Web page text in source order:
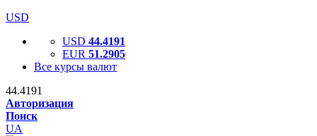
USD
USD 44.4191
EUR 51.2905
Все курсы валют
44.4191
Авторизация
Поиск
UA